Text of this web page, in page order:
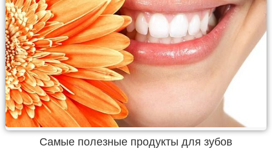
Самые полезные продукты для зубов